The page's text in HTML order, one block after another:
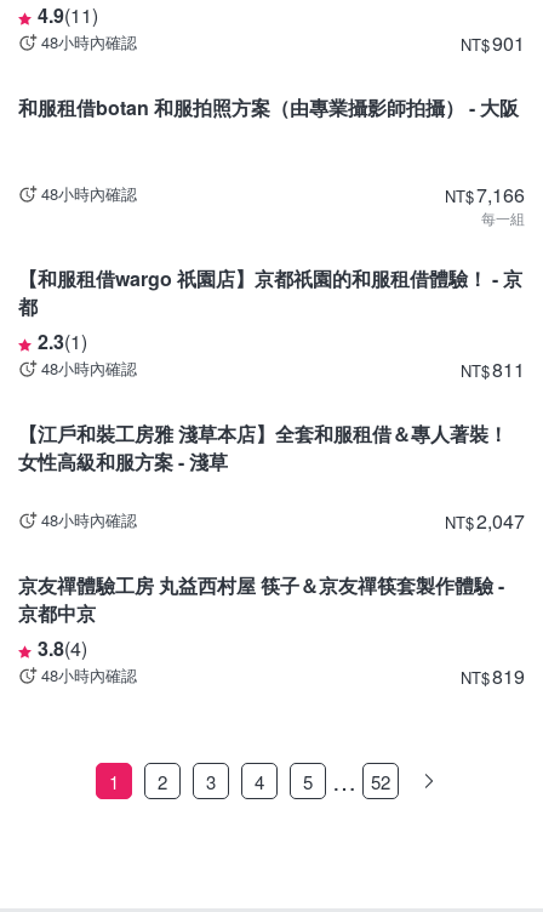
4.9(11)
48小時內確認 NT$901
和服租借botan 和服拍照方案（由專業攝影師拍攝） - 大阪
48小時內確認 NT$7,166
每一組
【和服租借wargo 祇園店】京都祇園的和服租借體驗！ - 京
都
2.3(1)
48小時內確認 NT$811
【江戶和裝工房雅 淺草本店】全套和服租借＆專人著裝！
女性高級和服方案 - 淺草
48小時內確認 NT$2,047
京友禪體驗工房 丸益西村屋 筷子＆京友禪筷套製作體驗 -
京都中京
3.8(4)
48小時內確認 NT$819
1 2 3 4 5 … 52